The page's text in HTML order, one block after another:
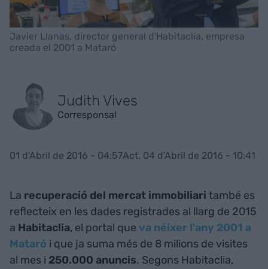
Javier Llanas, director general d'Habitaclia, empresa
creada el 2001 a Mataró
Judith Vives
Corresponsal
01 d'Abril de 2016 - 04:57Act. 04 d'Abril de 2016 - 10:41
La recuperació del mercat immobiliari també es
reflecteix en les dades registrades al llarg de 2015
a Habitaclia, el portal que va néixer l'any 2001 a
Mataró i que ja suma més de 8 milions de visites
al mes i 250.000 anuncis. Segons Habitaclia,